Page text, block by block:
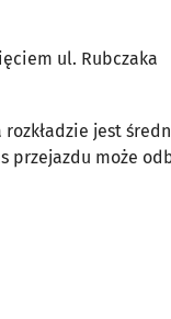
ul. Rubczaka
jest
przejazdu może